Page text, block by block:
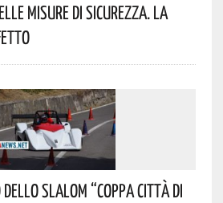
Misure Di Sicurezza. La
Slalom “Coppa Città Di